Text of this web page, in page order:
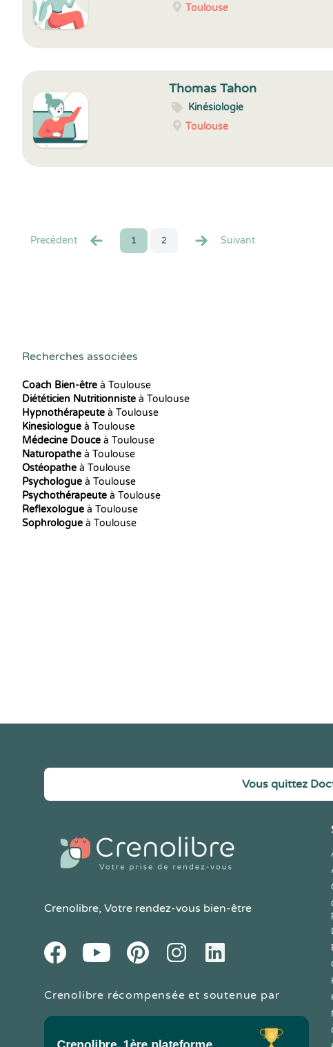
Toulouse
Thomas Tahon
Kinésiologie
Toulouse
Precédent 1 2 Suivant
Recherches associées
Coach Bien-être à Toulouse
Diététicien Nutritionniste à Toulouse
Hypnothérapeute à Toulouse
Kinesiologue à Toulouse
Médecine Douce à Toulouse
Naturopathe à Toulouse
Ostéopathe à Toulouse
Psychologue à Toulouse
Psychothérapeute à Toulouse
Reflexologue à Toulouse
Sophrologue à Toulouse
Vous quittez
Crenolibre, Votre rendez-vous bien-être
FacebookYoutube PinteresetInstagramLinkedIn
Crenolibre récompensée et soutenue par